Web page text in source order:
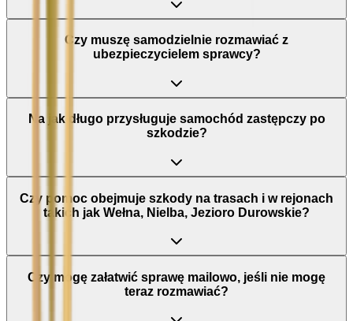
Czy muszę samodzielnie rozmawiać z
ubezpieczycielem sprawcy?
Na jak długo przysługuje samochód zastępczy po
szkodzie?
Czy pomoc obejmuje szkody na trasach i w rejonach
takich jak Wełna, Nielba, Jezioro Durowskie?
Czy mogę załatwić sprawę mailowo, jeśli nie mogę
teraz rozmawiać?